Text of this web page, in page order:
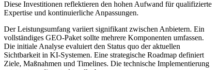
Diese Investitionen reflektieren den hohen Aufwand für qualifizierte
Expertise und kontinuierliche Anpassungen.
Der Leistungsumfang variiert signifikant zwischen Anbietern. Ein
vollständiges GEO-Paket sollte mehrere Komponenten umfassen.
Die initiale Analyse evaluiert den Status quo der aktuellen
Sichtbarkeit in KI-Systemen. Eine strategische Roadmap definiert
Ziele, Maßnahmen und Timelines. Die technische Implementierung